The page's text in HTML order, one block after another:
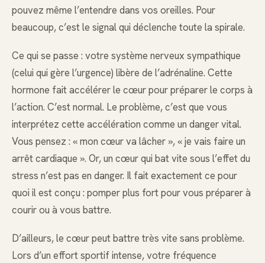
pouvez même l’entendre dans vos oreilles. Pour
beaucoup, c’est le signal qui déclenche toute la spirale.
Ce qui se passe : votre système nerveux sympathique
(celui qui gère l’urgence) libère de l’adrénaline. Cette
hormone fait accélérer le cœur pour préparer le corps à
l’action. C’est normal. Le problème, c’est que vous
interprétez cette accélération comme un danger vital.
Vous pensez : « mon cœur va lâcher », « je vais faire un
arrêt cardiaque ». Or, un cœur qui bat vite sous l’effet du
stress n’est pas en danger. Il fait exactement ce pour
quoi il est conçu : pomper plus fort pour vous préparer à
courir ou à vous battre.
D’ailleurs, le cœur peut battre très vite sans problème.
Lors d’un effort sportif intense, votre fréquence